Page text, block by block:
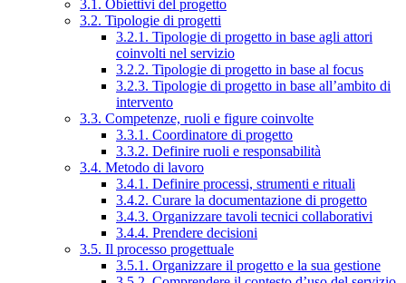
3.1. Obiettivi del progetto
3.2. Tipologie di progetti
3.2.1. Tipologie di progetto in base agli attori
coinvolti nel servizio
3.2.2. Tipologie di progetto in base al focus
3.2.3. Tipologie di progetto in base all’ambito di
intervento
3.3. Competenze, ruoli e figure coinvolte
3.3.1. Coordinatore di progetto
3.3.2. Definire ruoli e responsabilità
3.4. Metodo di lavoro
3.4.1. Definire processi, strumenti e rituali
3.4.2. Curare la documentazione di progetto
3.4.3. Organizzare tavoli tecnici collaborativi
3.4.4. Prendere decisioni
3.5. Il processo progettuale
3.5.1. Organizzare il progetto e la sua gestione